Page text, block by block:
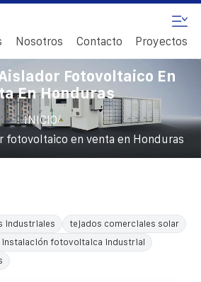
Nosotros Contacto Proyectos
Fotovoltaico En
En Honduras
INICIO/
fotovoltaico en venta en Honduras
industriales
tejados comerciales solar
instalación fotovoltaica industrial